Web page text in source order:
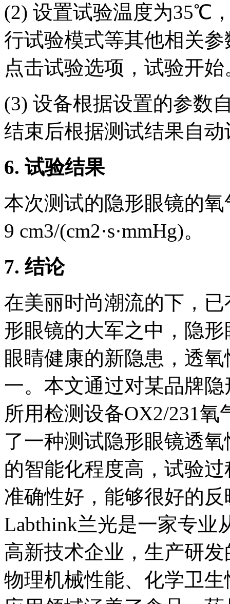
(2) 设置试验温度为35℃
行试验模式等其他相关
点击试验选项，试验开始
(3) 设备根据设置的参数
结束后根据测试结果自
6. 试验结果
本次测试的隐形眼镜的
9 cm3/(cm2·s·mmHg)。
7. 结论
在美丽时尚潮流的下，
形眼镜的大军之中，隐
眼睛健康的新隐患，透
一。本文通过对某品牌
所用检测设备OX2/231
了一种测试隐形眼镜透
的智能化程度高，试验
准确性好，能够很好的
Labthink兰光是一家专业
高新技术企业，生产研
物理机械性能、化学卫